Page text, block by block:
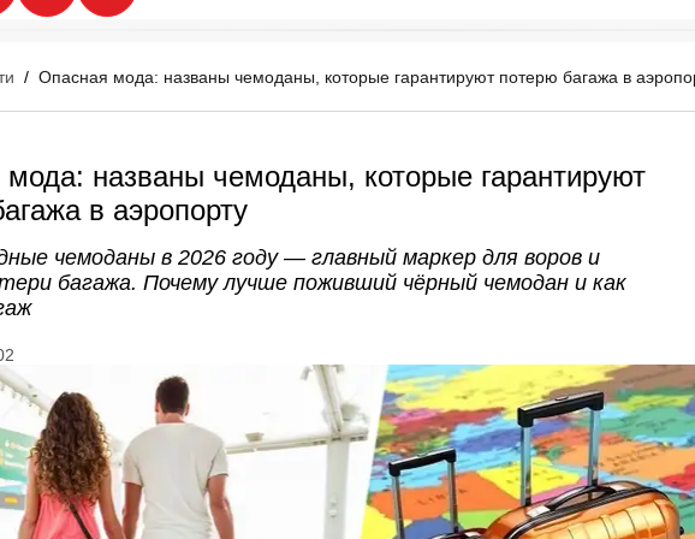
/ Опасная мода: названы чемоданы, которые гарантируют потерю багажа в
названы чемоданы, которые гарантируют
в аэропорту
чемоданы в 2026 году — главный маркер для воров и
багажа. Почему лучше поживший чёрный чемодан и как